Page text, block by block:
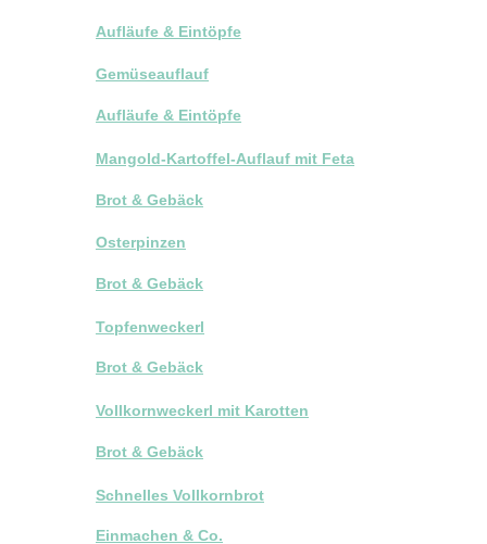
Aufläufe & Eintöpfe
Gemüseauflauf
Aufläufe & Eintöpfe
Mangold-Kartoffel-Auflauf mit Feta
Brot & Gebäck
Osterpinzen
Brot & Gebäck
Topfenweckerl
Brot & Gebäck
Vollkornweckerl mit Karotten
Brot & Gebäck
Schnelles Vollkornbrot
Einmachen & Co.